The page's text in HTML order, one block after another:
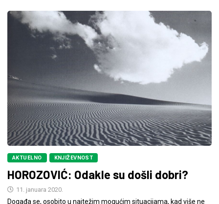
AKTUELNO KNJIŽEVNOST
HOROZOVIĆ: Odakle su došli dobri?
11. januara 2020.
Događa se, osobito u najtežim mogućim situacijama, kad više ne